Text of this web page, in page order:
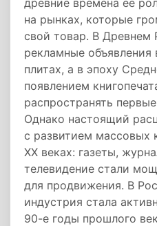
древние времена ее
на рынках, которые
свой товар. В Древнем
рекламные
плитах, а в эпоху
появлением
распространять
Однако настоящий
с развитием массовых
XX веках: газеты,
телевидение стали
для продвижения. В
индустрия стала
90-е годы прошлого